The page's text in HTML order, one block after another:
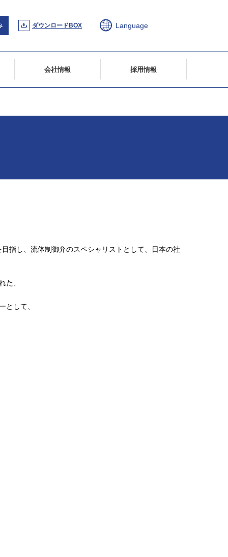
ダウンロードBOX Language
会社情報 採用情報
指し、流体制御弁のスペシャリストとして、日本の社
た、
として、